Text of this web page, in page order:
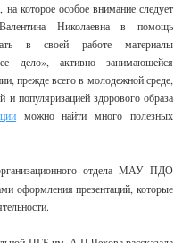
которое особое внимание следует
Николаевна в помощь
в своей работе материалы
дело», активно занимающейся
прежде всего в молодежной среде,
и популяризацией здорового образа
можно найти много полезных
отдела МАУ ПДО
оформления презентаций, которые